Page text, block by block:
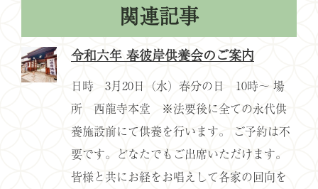
関連記事
令和六年 春彼岸供養会のご案内
日時 3月20日（水）春分の日 10時～ 場
所 西龍寺本堂 ※法要後に全ての永代供
養施設前にて供養を行います。 ご予約は不
要です。どなたでもご出席いただけます。
皆様と共にお経をお唱えして各家の回向を